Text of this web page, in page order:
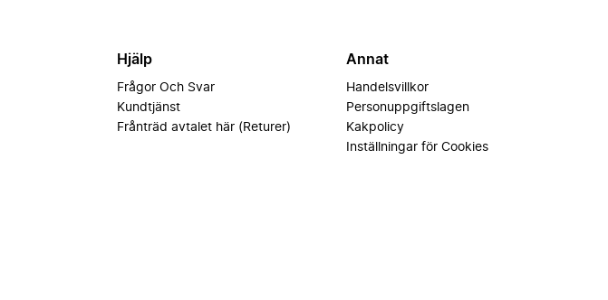
Hjälp
Frågor Och Svar
Kundtjänst
Frånträd avtalet här (Returer)
Annat
Handelsvillkor
Personuppgiftslagen
Kakpolicy
Inställningar för Cookies